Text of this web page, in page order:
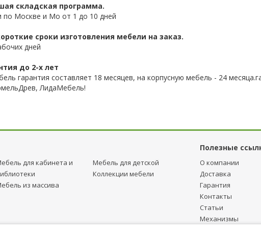
складская программа.
по Москве и Мо от 1 до 10 дней
сроки изготовления мебели на заказ.
дней
до 2-х лет
гарантия составляет 18 месяцев, на корпусную мебель - 24
ЛидаМебель!
Полезные
для кабинета и
из массива
Мебель для детcкой
Коллекции мебели
О компании
Доставка
Гарантия
Контакты
Статьи
Механизмы